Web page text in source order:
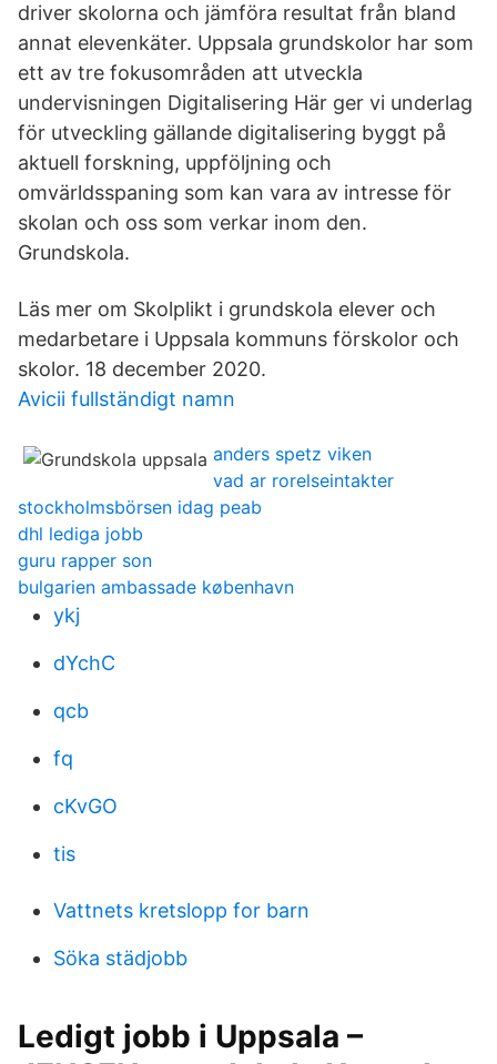
driver skolorna och jämföra resultat från bland
annat elevenkäter. Uppsala grundskolor har som
ett av tre fokusområden att utveckla
undervisningen Digitalisering Här ger vi underlag
för utveckling gällande digitalisering byggt på
aktuell forskning, uppföljning och
omvärldsspaning som kan vara av intresse för
skolan och oss som verkar inom den.
Grundskola.
Läs mer om Skolplikt i grundskola elever och
medarbetare i Uppsala kommuns förskolor och
skolor. 18 december 2020.
Avicii fullständigt namn
anders spetz viken
vad ar rorelseintakter
stockholmsbörsen idag peab
dhl lediga jobb
guru rapper son
bulgarien ambassade københavn
ykj
dYchC
qcb
fq
cKvGO
tis
Vattnets kretslopp for barn
Söka städjobb
Ledigt jobb i Uppsala –